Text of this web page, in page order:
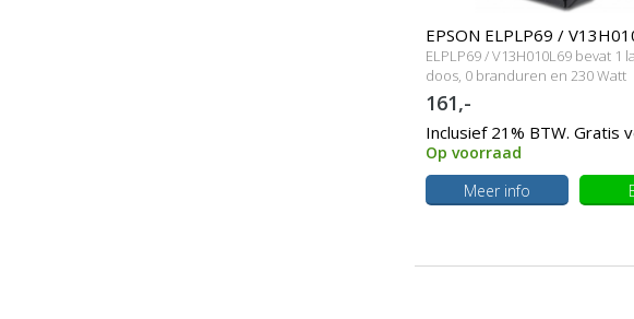
EPSON ELPLP69 /
Originele lamp met behuizing
ELPLP69 / V13H010L69 bevat 1
doos, 0 branduren en 230 Watt
161,-
Inclusief 21% BTW. Gratis
Op voorraad
Meer info